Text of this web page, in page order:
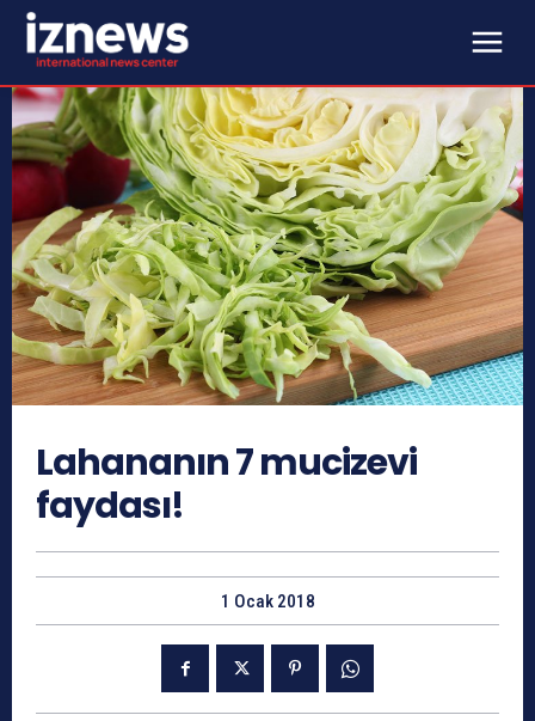
Lahananın 7 mucizevi
faydası!
1 Ocak 2018